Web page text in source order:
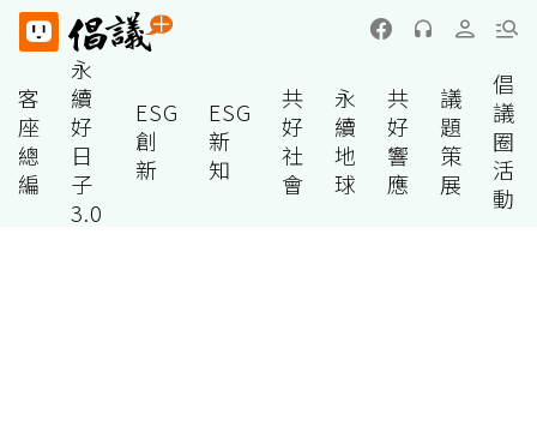
客
座
總
編
永
續
好
日
子
3.0
ESG
創
新
ESG
新
知
共
好
社
會
永
續
地
球
共
好
響
應
議
題
策
展
倡
議
圈
活
動